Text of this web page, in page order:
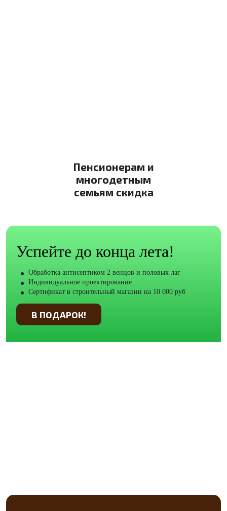
Пенсионерам и
многодетным
семьям скидка
Успейте до конца лета!
Обработка антисептиком 2 венцов и половых лаг
Индивидуальное проектирование
Сертификат в строительный магазин на 10 000 руб
В ПОДАРОК!